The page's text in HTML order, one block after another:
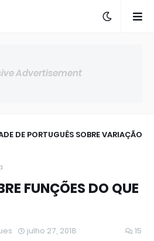
Advertisement
DE PORTUGUÊS SOBRE VARIAÇÃO
FUNÇÕES DO QUE
julho 27, 2018 15